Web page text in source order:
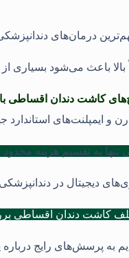
درمان‌های
بالا باعث می‌شود بسیاری
کاشت دندان اقساطی با
و ایمپلنت‌های
تنها به تقسیم هزینه
دیجیتال در
کاشت دندان اقساطی
به پرسش‌های رایج درباره